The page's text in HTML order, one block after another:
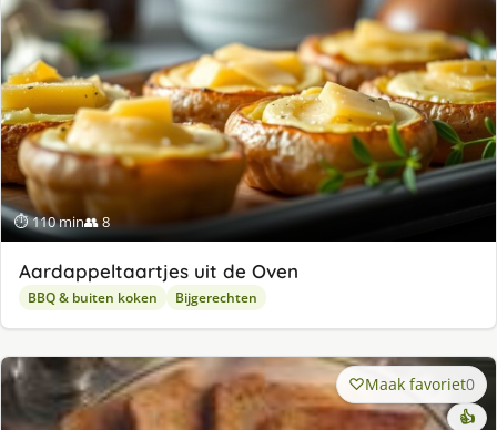
⏱ 110 min👥 8
Aardappeltaartjes uit de Oven
BBQ & buiten koken Bijgerechten
Maak favoriet0
👍